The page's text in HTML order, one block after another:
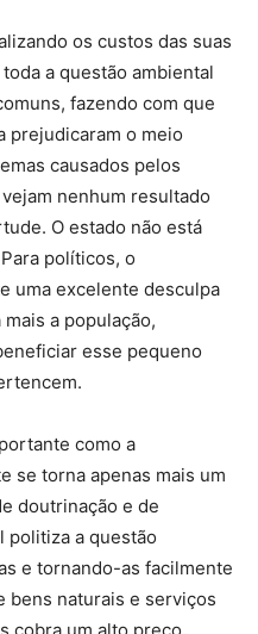
os custos das suas
a questão ambiental
fazendo com que
prejudicaram o meio
causados pelos
nenhum resultado
O estado não está
políticos, o
uma excelente desculpa
a população,
esse pequeno
como a
se torna apenas mais um
doutrinação e de
politiza a questão
e tornando-as facilmente
bens naturais e serviços